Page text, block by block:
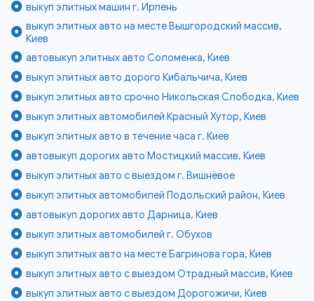
выкуп элитных машин г. Ирпень
выкуп элитных авто на месте Вышгородский массив,
Киев
автовыкуп элитных авто Соломенка, Киев
выкуп элитных авто дорого Кибальчича, Киев
выкуп элитных авто срочно Никольская Слободка, Киев
выкуп элитных автомобилей Красный Хутор, Киев
выкуп элитных авто в течение часа г. Киев
автовыкуп дорогих авто Мостицкий массив, Киев
выкуп элитных авто с выездом г. Вишнёвое
выкуп элитных автомобилей Подольский район, Киев
автовыкуп дорогих авто Дарница, Киев
выкуп элитных автомобилей г. Обухов
выкуп элитных авто на месте Багринова гора, Киев
выкуп элитных авто с выездом Отрадный массив, Киев
выкуп элитных авто с выездом Дорогожичи, Киев